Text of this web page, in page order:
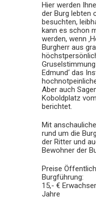
Hier werden
der Burg lebten
besuchten,
kann es schon
werden, wenn
Burgherr aus
Edmund‘ das
Aber auch
Koboldplatz
berichtet.
Mit
rund um die
der Ritter und
Bewohner der
Preise
Burgführung:
15,- €
Jahre